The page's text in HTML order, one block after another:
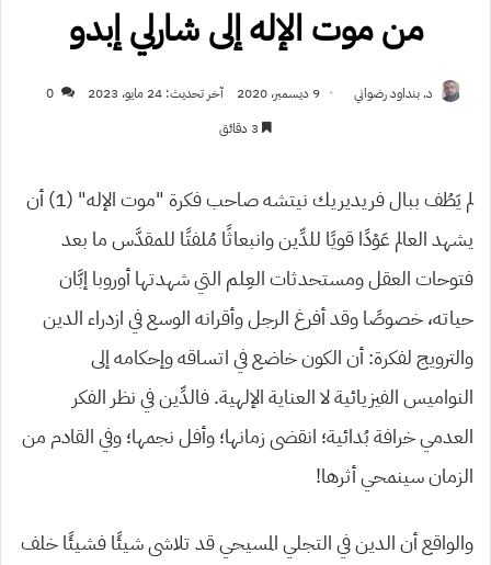
من موت الإله إلى شارلي إبدو
د. بنداود رضواني 9 ديسمبر، 2020 آخر تحديث: 24 مايو، 2023
0
لم يَطُف ببال فريديريك نيتشه صاحب فكرة “موت الإله” (1) أن
يشهد العالم عَوْدًا قويًا للدِّين وانبعاثًا مُلفتًا للمقدَّس ما بعد
فتوحات العقل ومستحدثات العِلم التي شهدتها أوروبا إبَّان
حياته، خصوصًا وقد أفرغ الرجل وأقرانه الوسع في ازدراء الدين
والترويج لفكرة: أن الكون خاضع في اتساقه وإحكامه إلى
النواميس الفيزيائية لا العناية الإلهية. فالدِّين في نظر الفكر
العدمي خرافة بُدائية؛ انقضى زمانها؛ وأفل نجمها؛ وفي القادم من
الزمان سينمحي أثرها!
والواقع أن الدين في التجلي المسيحي قد تلاشى شيئًا فشيئًا خلف